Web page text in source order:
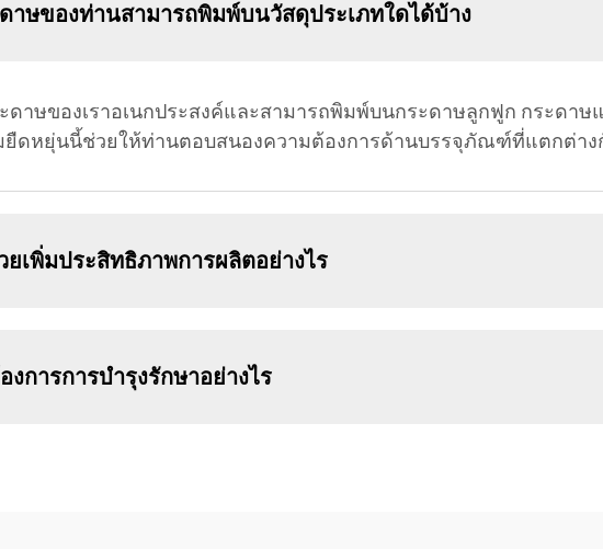
าษของท่านสามารถพิมพ์บนวัสดุประเภทใดได้บ้าง
ดาษของเราอเนกประสงค์และสามารถพิมพ์บนกระดาษลูกฟูก กระดา
ยืดหยุ่นนี้ช่วยให้ท่านตอบสนองความต้องการด้านบรรจุภัณฑ์ที่แตกต่า
เพิ่มประสิทธิภาพการผลิตอย่างไร
การการบำรุงรักษาอย่างไร